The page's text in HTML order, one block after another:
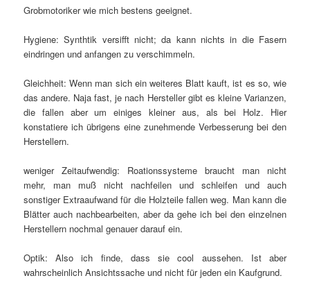
Grobmotoriker wie mich bestens geeignet.
Hygiene: Synthtik versifft nicht; da kann nichts in die Fasern
eindringen und anfangen zu verschimmeln.
Gleichheit: Wenn man sich ein weiteres Blatt kauft, ist es so, wie
das andere. Naja fast, je nach Hersteller gibt es kleine Varianzen,
die fallen aber um einiges kleiner aus, als bei Holz. Hier
konstatiere ich übrigens eine zunehmende Verbesserung bei den
Herstellern.
weniger Zeitaufwendig: Roationssysteme braucht man nicht
mehr, man muß nicht nachfeilen und schleifen und auch
sonstiger Extraaufwand für die Holzteile fallen weg. Man kann die
Blätter auch nachbearbeiten, aber da gehe ich bei den einzelnen
Herstellern nochmal genauer darauf ein.
Optik: Also ich finde, dass sie cool aussehen. Ist aber
wahrscheinlich Ansichtssache und nicht für jeden ein Kaufgrund.